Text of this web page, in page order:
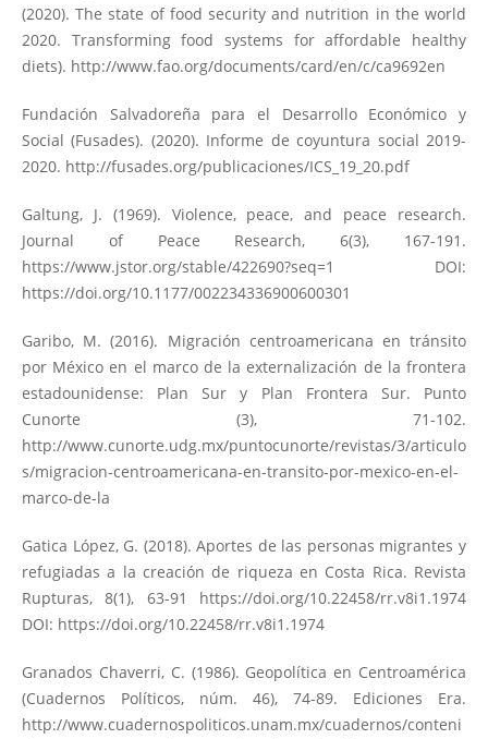
(2020). The state of food security and nutrition in the world
2020. Transforming food systems for affordable healthy
diets). http://www.fao.org/documents/card/en/c/ca9692en
Fundación Salvadoreña para el Desarrollo Económico y
Social (Fusades). (2020). Informe de coyuntura social 2019-
2020. http://fusades.org/publicaciones/ICS_19_20.pdf
Galtung, J. (1969). Violence, peace, and peace research.
Journal of Peace Research, 6(3), 167-191.
https://www.jstor.org/stable/422690?seq=1
DOI:
https://doi.org/10.1177/002234336900600301
Garibo, M. (2016). Migración centroamericana en tránsito
por México en el marco de la externalización de la frontera
estadounidense: Plan Sur y Plan Frontera Sur. Punto
Cunorte (3), 71-102.
http://www.cunorte.udg.mx/puntocunorte/revistas/3/articulo
s/migracion-centroamericana-en-transito-por-mexico-en-el-
marco-de-la
Gatica López, G. (2018). Aportes de las personas migrantes y
refugiadas a la creación de riqueza en Costa Rica. Revista
Rupturas, 8(1), 63-91 https://doi.org/10.22458/rr.v8i1.1974
DOI: https://doi.org/10.22458/rr.v8i1.1974
Granados Chaverri, C. (1986). Geopolítica en Centroamérica
(Cuadernos Políticos, núm. 46), 74-89. Ediciones Era.
http://www.cuadernospoliticos.unam.mx/cuadernos/conteni